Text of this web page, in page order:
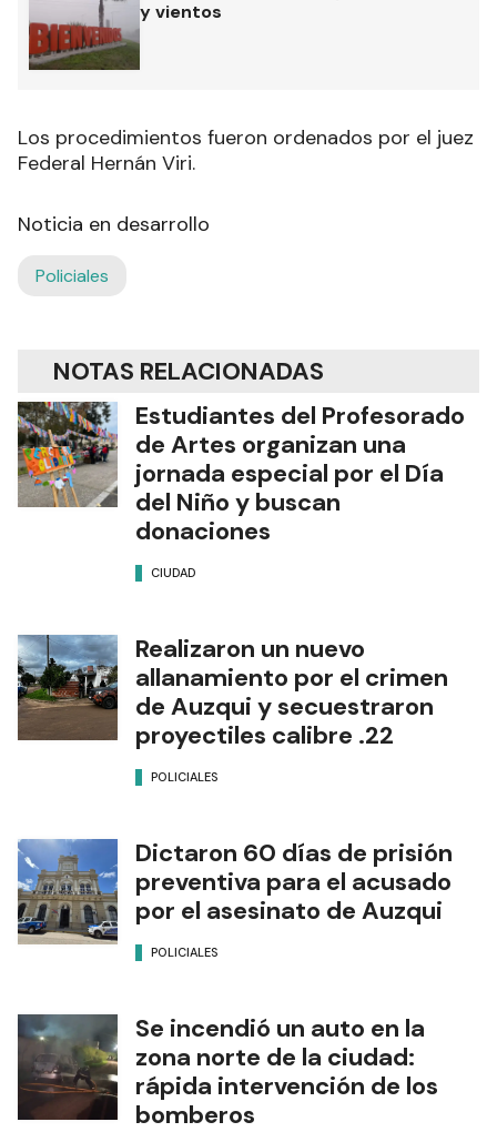
y vientos
Los procedimientos fueron ordenados por el juez
Federal Hernán Viri.
Noticia en desarrollo
Policiales
NOTAS RELACIONADAS
Estudiantes del Profesorado
de Artes organizan una
jornada especial por el Día
del Niño y buscan
donaciones
CIUDAD
Realizaron un nuevo
allanamiento por el crimen
de Auzqui y secuestraron
proyectiles calibre .22
POLICIALES
Dictaron 60 días de prisión
preventiva para el acusado
por el asesinato de Auzqui
POLICIALES
Se incendió un auto en la
zona norte de la ciudad:
rápida intervención de los
bomberos